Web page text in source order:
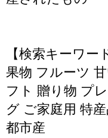
【検索キーワー
果物 フルーツ
フト 贈り物 プ
グ ご家庭用 特
都市産